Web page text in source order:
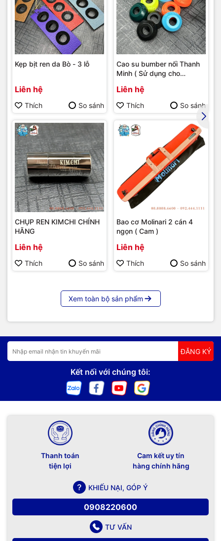
Kẹp bịt ren da Bò - 3 lỗ
Liên hệ
Thích So sánh
Cao su bumber nối Thanh
Minh ( Sử dụng cho
Liên hệ
Thích So sánh
CHỤP REN KIMCHI CHÍNH
HÃNG
Liên hệ
Thích So sánh
Bao cơ Molinari 2 cán 4
ngọn ( Cam )
Liên hệ
Thích So sánh
Xem toàn bộ sản phẩm
ĐĂNG KÝ
Kết nối với chúng tôi:
Thanh toán
tiện lợi
Cam kết uy tín
hàng chính hãng
KHIẾU NẠI, GÓP Ý
0908220600
TƯ VẤN